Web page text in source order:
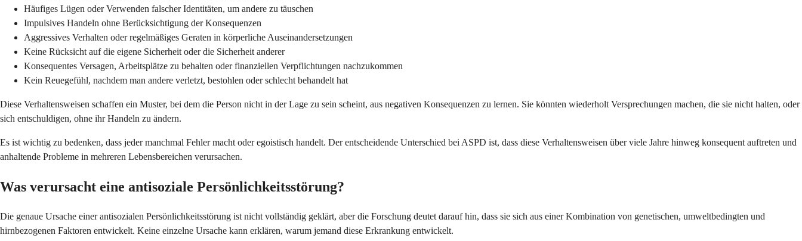
Häufiges Lügen oder Verwenden falscher Identitäten, um andere zu täuschen
Impulsives Handeln ohne Berücksichtigung der Konsequenzen
Aggressives Verhalten oder regelmäßiges Geraten in körperliche Auseinandersetzungen
Keine Rücksicht auf die eigene Sicherheit oder die Sicherheit anderer
Konsequentes Versagen, Arbeitsplätze zu behalten oder finanziellen Verpflichtungen nachzukommen
Kein Reuegefühl, nachdem man andere verletzt, bestohlen oder schlecht behandelt hat
Diese Verhaltensweisen schaffen ein Muster, bei dem die Person nicht in der Lage zu sein scheint, aus negativen Konsequenzen zu lernen. Sie könnten wiederholt Versprechungen machen, die sie nicht halten, oder
sich entschuldigen, ohne ihr Handeln zu ändern.
Es ist wichtig zu bedenken, dass jeder manchmal Fehler macht oder egoistisch handelt. Der entscheidende Unterschied bei ASPD ist, dass diese Verhaltensweisen über viele Jahre hinweg konsequent auftreten und
anhaltende Probleme in mehreren Lebensbereichen verursachen.
Was verursacht eine antisoziale Persönlichkeitsstörung?
Die genaue Ursache einer antisozialen Persönlichkeitsstörung ist nicht vollständig geklärt, aber die Forschung deutet darauf hin, dass sie sich aus einer Kombination von genetischen, umweltbedingten und
hirnbezogenen Faktoren entwickelt. Keine einzelne Ursache kann erklären, warum jemand diese Erkrankung entwickelt.